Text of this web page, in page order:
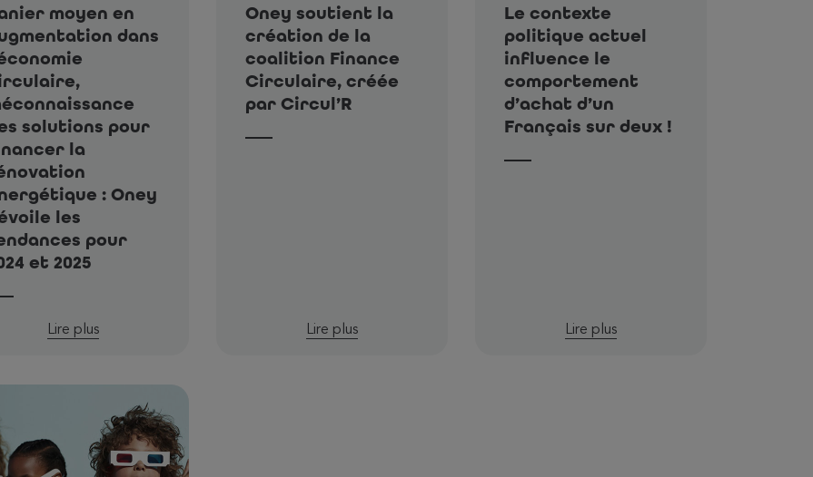
moyen en
dans
solutions pour
la
: Oney
les
pour
et 2025
Lire plus
Oney soutient la
création de la
coalition Finance
Circulaire, créée
par Circul’R
Lire plus
Le contexte
politique actuel
influence le
comportement
d’achat d’un
Français sur deux !
Lire plus